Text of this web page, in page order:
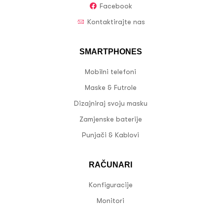
Facebook
Kontaktirajte nas
SMARTPHONES
Mobilni telefoni
Maske & Futrole
Dizajniraj svoju masku
Zamjenske baterije
Punjači & Kablovi
RAČUNARI
Konfiguracije
Monitori